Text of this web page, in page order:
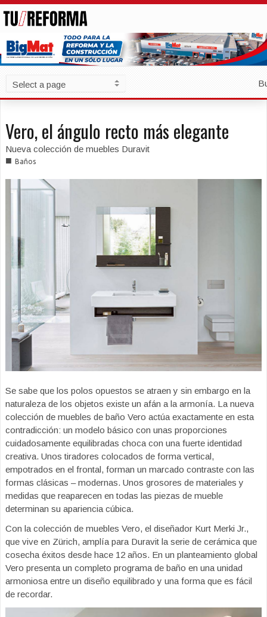
Vero, el ángulo recto más elegante
Nueva colección de muebles Duravit
■ Baños
Se sabe que los polos opuestos se atraen y sin embargo en la
naturaleza de los objetos existe un afán a la armonía. La nueva
colección de muebles de baño Vero actúa exactamente en esta
contradicción: un modelo básico con unas proporciones
cuidadosamente equilibradas choca con una fuerte identidad
creativa. Unos tiradores colocados de forma vertical,
empotrados en el frontal, forman un marcado contraste con las
formas clásicas – modernas. Unos grosores de materiales y
medidas que reaparecen en todas las piezas de mueble
determinan su apariencia cúbica.
Con la colección de muebles Vero, el diseñador Kurt Merki Jr.,
que vive en Zürich, amplía para Duravit la serie de cerámica que
cosecha éxitos desde hace 12 años. En un planteamiento global
Vero presenta un completo programa de baño en una unidad
armoniosa entre un diseño equilibrado y una forma que es fácil
de recordar.